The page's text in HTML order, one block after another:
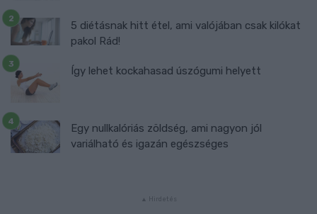
5 diétásnak hitt étel, ami valójában csak kilókat
pakol Rád!
Így lehet kockahasad úszógumi helyett
Egy nullkalóriás zöldség, ami nagyon jól
variálható és igazán egészséges